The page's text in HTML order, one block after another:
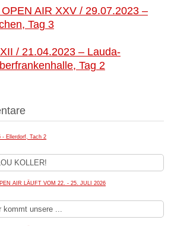
AIR XXV / 29.07.2023 –
Tag 3
/ 21.04.2023 – Lauda-
Tag 2
- Ellerdorf, Tach 2
KOLLER!
AIR LÄUFT VOM 22. - 25. JULI 2026
kommt unsere ...